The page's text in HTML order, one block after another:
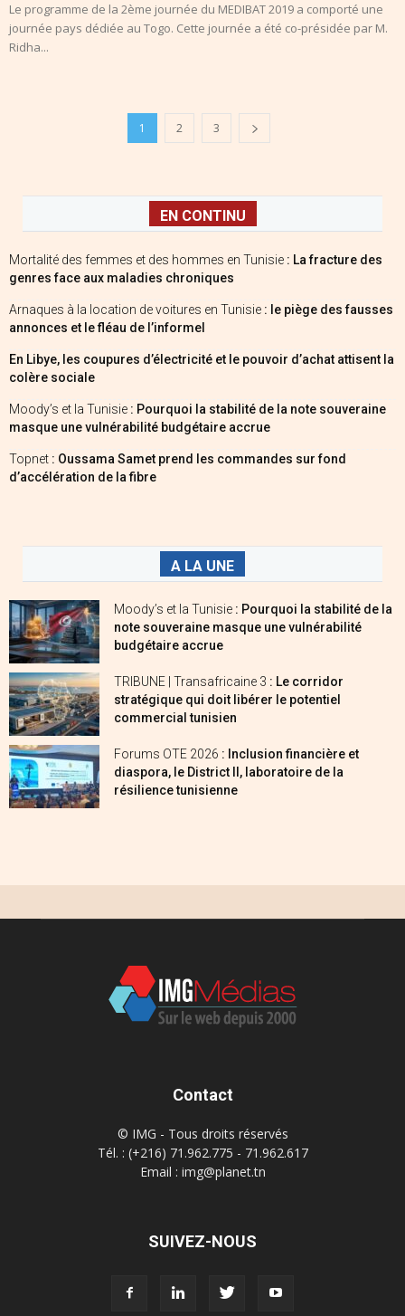
Le programme de la 2ème journée du MEDIBAT 2019 a comporté une
journée pays dédiée au Togo. Cette journée a été co-présidée par M.
Ridha...
1 2 3
EN CONTINU
Mortalité des femmes et des hommes en Tunisie : La fracture des
genres face aux maladies chroniques
Arnaques à la location de voitures en Tunisie : le piège des fausses
annonces et le fléau de l’informel
En Libye, les coupures d’électricité et le pouvoir d’achat attisent la
colère sociale
Moody’s et la Tunisie : Pourquoi la stabilité de la note souveraine
masque une vulnérabilité budgétaire accrue
Topnet : Oussama Samet prend les commandes sur fond
d’accélération de la fibre
A LA UNE
Moody’s et la Tunisie : Pourquoi la stabilité de la
note souveraine masque une vulnérabilité
budgétaire accrue
TRIBUNE | Transafricaine 3 : Le corridor
stratégique qui doit libérer le potentiel
commercial tunisien
Forums OTE 2026 : Inclusion financière et
diaspora, le District II, laboratoire de la
résilience tunisienne
Contact
© IMG - Tous droits réservés
Tél. : (+216) 71.962.775 - 71.962.617
Email : img@planet.tn
SUIVEZ-NOUS